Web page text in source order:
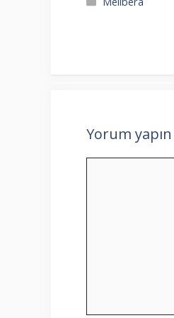
Yorum yapın